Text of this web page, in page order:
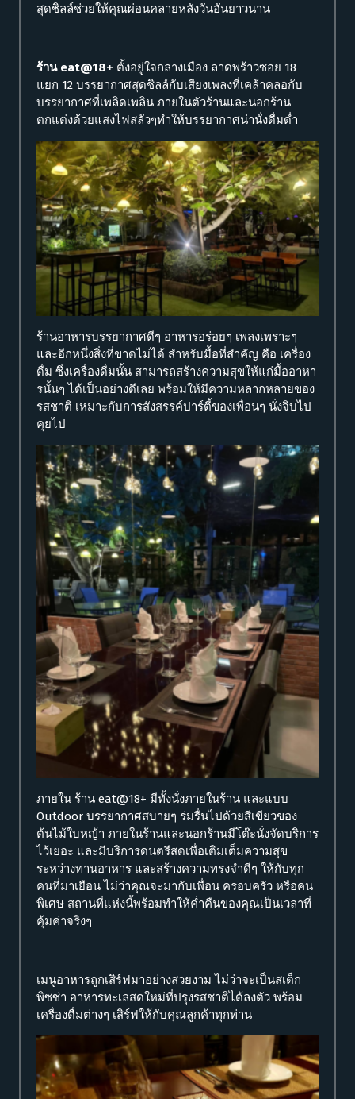
สุดชิลล์ช่วยให้คุณผ่อนคลายหลังวันอันยาวนาน
ร้าน eat@18+ ตั้งอยู่ใจกลางเมือง ลาดพร้าวซอย 18
แยก 12 บรรยากาศสุดชิลล์กับเสียงเพลงที่เคล้าคลอกับ
บรรยากาศที่เพลิดเพลิน ภายในตัวร้านและนอกร้าน
ตกแต่งด้วยแสงไฟสลัวๆทำให้บรรยากาศน่านั่งดื่มด่ำ
ร้านอาหารบรรยากาศดีๆ อาหารอร่อยๆ เพลงเพราะๆ
และอีกหนึ่งสิ่งที่ขาดไม่ได้ สำหรับมื้อที่สำคัญ คือ เครื่อง
ดื่ม ซึ่งเครื่องดื่มนั้น สามารถสร้างความสุขให้แก่มื้ออาหา
รนั้นๆ ได้เป็นอย่างดีเลย พร้อมให้มีความหลากหลายของ
รสชาติ เหมาะกับการสังสรรค์ปาร์ตี้ของเพื่อนๆ นั่งจิบไป
คุยไป
ภายใน ร้าน eat@18+ มีทั้งนั่งภายในร้าน และแบบ
Outdoor บรรยากาศสบายๆ ร่มรื่นไปด้วยสีเขียวของ
ต้นไม้ใบหญ้า ภายในร้านและนอกร้านมีโต๊ะนั่งจัดบริการ
ไว้เยอะ และมีบริการดนตรีสดเพื่อเติมเต็มความสุข
ระหว่างทานอาหาร และสร้างความทรงจำดีๆ ให้กับทุก
คนที่มาเยือน ไม่ว่าคุณจะมากับเพื่อน ครอบครัว หรือคน
พิเศษ สถานที่แห่งนี้พร้อมทำให้ค่ำคืนของคุณเป็นเวลาที่
คุ้มค่าจริงๆ
เมนูอาหารถูกเสิร์ฟมาอย่างสวยงาม ไม่ว่าจะเป็นสเต็ก
พิซซ่า อาหารทะเลสดใหม่ที่ปรุงรสชาติได้ลงตัว พร้อม
เครื่องดื่มต่างๆ เสิร์ฟให้กับคุณลูกค้าทุกท่าน